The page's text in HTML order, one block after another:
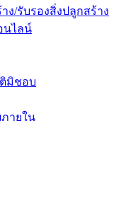
/รับรองสิ่งปลูกสร้าง
นไลน์
มิชอบ
ายใน